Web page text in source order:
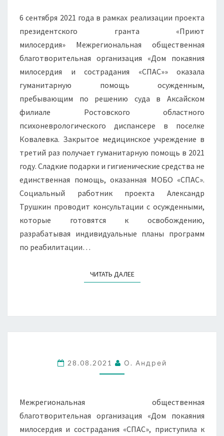
ЖИЗНЕННОЙ
СИТУАЦИИ
6 сентября 2021 года в рамках реализации проекта
президентского гранта «Приют
милосердия» Межрегиональная общественная
благотворительная организация «Дом покаяния
милосердия и сострадания «СПАС»» оказала
гуманитарную помощь осужденным,
пребывающим по решению суда в Аксайском
филиале Ростовского областного
психоневрологического диспансере в поселке
Ковалевка. Закрытое медицинское учреждение в
третий раз получает гуманитарную помощь в 2021
году. Сладкие подарки и гигиенические средства не
единственная помощь, оказанная МОБО «СПАС».
Социальный работник проекта Александр
Трушкин проводит консультации с осужденными,
которые готовятся к освобождению,
разрабатывая индивидуальные планы программ
по реабилитации…
ЧИТАТЬ ДАЛЕЕЧИТАТЬ ДАЛЕЕ
28.08.2021 О. Андрей
Межрегиональная общественная
благотворительная организация «Дом покаяния
милосердия и сострадания «СПАС», приступила к